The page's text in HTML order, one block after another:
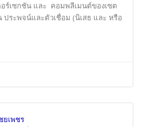
ร์เซกชัน และ คอมพลีเมนต์ของเซต
ประพจน์และตัวเชื่อม (นิเสธ และ หรือ
ยเพชร